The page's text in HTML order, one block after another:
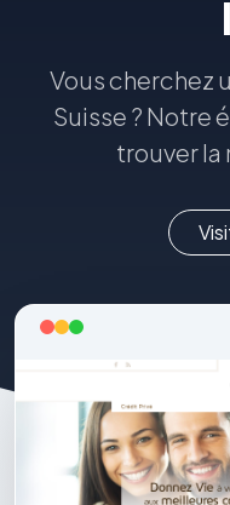
Vous cherchez
Suisse ? Notre
trouver la